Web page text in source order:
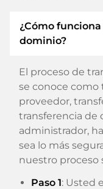
¿Cómo
dominio?
El proceso de
se conoce como
proveedor,
transferencia de
administrador,
sea lo más
nuestro proceso
Paso 1: Usted